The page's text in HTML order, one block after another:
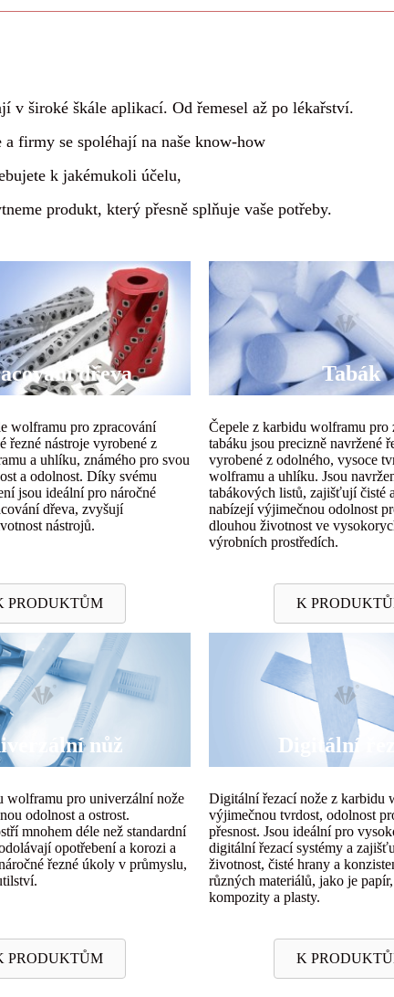
v široké škále aplikací. Od řemesel až po lékařství.
firmy se spoléhají na naše know-how
k jakémukoli účelu,
produkt, který přesně splňuje vaše potřeby.
dřeva Tabák
wolframu pro zpracování
řezné nástroje vyrobené z
a uhlíku, známého pro svou
a odolnost. Díky svému
jsou ideální pro náročné
dřeva, zvyšují
nástrojů.
Čepele z karbidu wolframu pro
tabáku jsou precizně navržené
vyrobené z odolného, ​​vysoce
wolframu a uhlíku. Jsou
tabákových listů, zajišťují čisté
nabízejí výjimečnou odolnost
dlouhou životnost ve
výrobních prostředích.
PRODUKTŮM K
nůž Digitální
wolframu pro univerzální nože
odolnost a ostrost.
mnohem déle než standardní
opotřebení a korozi a
řezné úkoly v průmyslu,
Digitální řezací nože z karbidu
výjimečnou tvrdost, odolnost
přesnost. Jsou ideální pro
digitální řezací systémy a
životnost, čisté hrany a
různých materiálů, jako je
kompozity a plasty.
PRODUKTŮM K